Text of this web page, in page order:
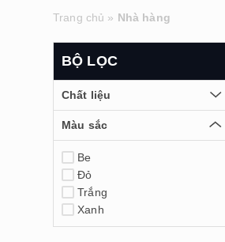
Trang chủ » Nhà hàng
BỘ LỌC
Chất liệu
Màu sắc
Be
Đỏ
Trắng
Xanh